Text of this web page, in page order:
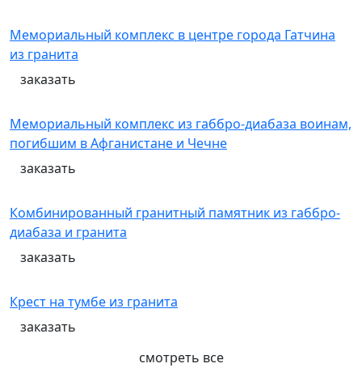
Мемориальный комплекс в центре города Гатчина
из гранита
заказать
Мемориальный комплекс из габбро-диабаза воинам,
погибшим в Афганистане и Чечне
заказать
Комбинированный гранитный памятник из габбро-
диабаза и гранита
заказать
Крест на тумбе из гранита
заказать
смотреть все